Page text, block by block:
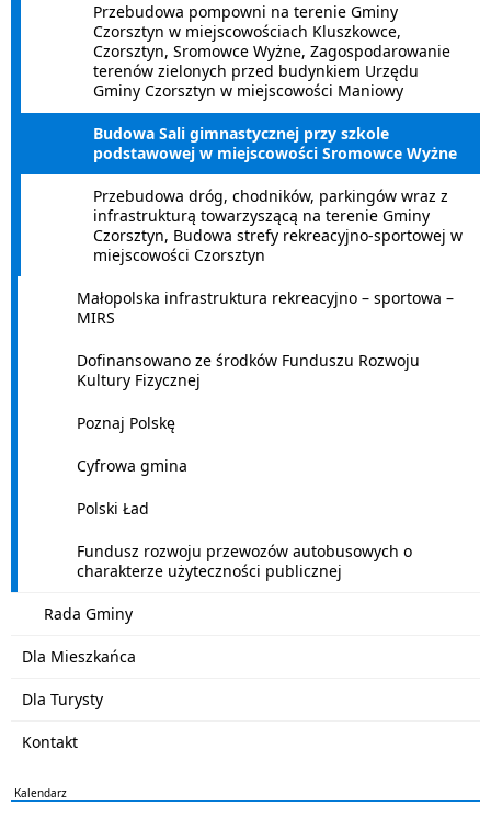
Przebudowa pompowni na terenie Gminy
Czorsztyn w miejscowościach Kluszkowce,
Czorsztyn, Sromowce Wyżne, Zagospodarowanie
terenów zielonych przed budynkiem Urzędu
Gminy Czorsztyn w miejscowości Maniowy
Budowa Sali gimnastycznej przy szkole
podstawowej w miejscowości Sromowce Wyżne
Przebudowa dróg, chodników, parkingów wraz z
infrastrukturą towarzyszącą na terenie Gminy
Czorsztyn, Budowa strefy rekreacyjno-sportowej w
miejscowości Czorsztyn
Małopolska infrastruktura rekreacyjno – sportowa –
MIRS
Dofinansowano ze środków Funduszu Rozwoju
Kultury Fizycznej
Poznaj Polskę
Cyfrowa gmina
Polski Ład
Fundusz rozwoju przewozów autobusowych o
charakterze użyteczności publicznej
Rada Gminy
Dla Mieszkańca
Dla Turysty
Kontakt
Kalendarz